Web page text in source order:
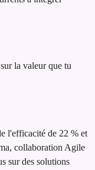
la valeur que tu
l'efficacité de 22 % et
collaboration Agile
sur des solutions